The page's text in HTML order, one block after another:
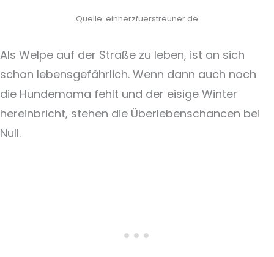
Quelle: einherzfuerstreuner.de
Als Welpe auf der Straße zu leben, ist an sich
schon lebensgefährlich. Wenn dann auch noch
die Hundemama fehlt und der eisige Winter
hereinbricht, stehen die Überlebenschancen bei
Null.